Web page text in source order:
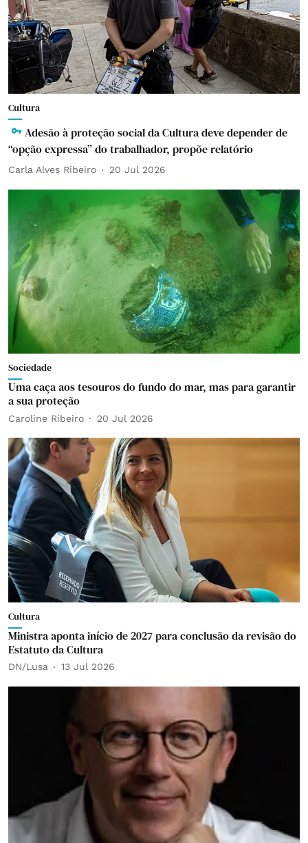
Cultura
Adesão à proteção social da Cultura deve depender de
“opção expressa” do trabalhador, propõe relatório
Carla Alves Ribeiro 20 Jul 2026
Sociedade
Uma caça aos tesouros do fundo do mar, mas para garantir
a sua proteção
Caroline Ribeiro 20 Jul 2026
Cultura
Ministra aponta início de 2027 para conclusão da revisão do
Estatuto da Cultura
DN/Lusa 13 Jul 2026